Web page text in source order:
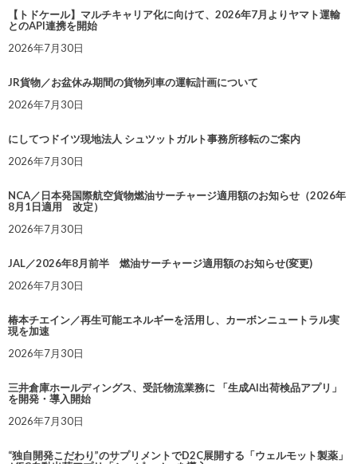
【トドケール】マルチキャリア化に向けて、2026年7月よりヤマト運輸
とのAPI連携を開始
2026年7月30日
JR貨物／お盆休み期間の貨物列車の運転計画について
2026年7月30日
にしてつドイツ現地法人 シュツットガルト事務所移転のご案内
2026年7月30日
NCA／日本発国際航空貨物燃油サーチャージ適用額のお知らせ（2026年
8月1日適用 改定）
2026年7月30日
JAL／2026年8月前半 燃油サーチャージ適用額のお知らせ(変更)
2026年7月30日
椿本チエイン／再生可能エネルギーを活用し、カーボンニュートラル実
現を加速
2026年7月30日
三井倉庫ホールディングス、受託物流業務に 「生成AI出荷検品アプリ」
を開発・導入開始
2026年7月30日
“独自開発こだわり”のサプリメントでD2C展開する「ウェルモット製薬」